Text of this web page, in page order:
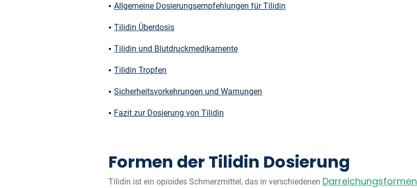
Allgemeine Dosierungsempfehlungen für Tilidin
Tilidin Überdosis
Tilidin und Blutdruckmedikamente
Tilidin Tropfen
Sicherheitsvorkehrungen und Warnungen
Fazit zur Dosierung von Tilidin
Formen der Tilidin Dosierung
Tilidin ist ein opioides Schmerzmittel, das in verschiedenen Darreichungsformen